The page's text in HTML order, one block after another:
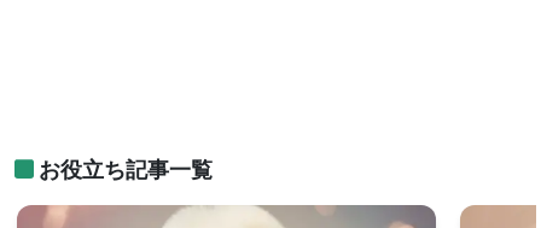
お役立ち記事一覧